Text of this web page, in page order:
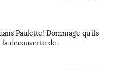
Paulette! Dommage qu'ils
decouverte de